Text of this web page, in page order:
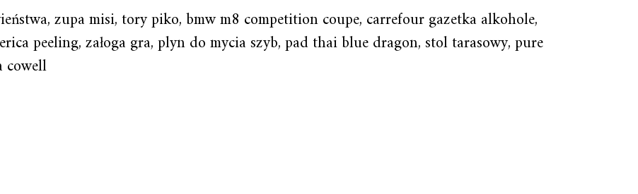
zupa misi, tory piko, bmw m8 competition coupe, carrefour gazetka alkohole,
peeling, załoga gra, plyn do mycia szyb, pad thai blue dragon, stol tarasowy, pure
cowell